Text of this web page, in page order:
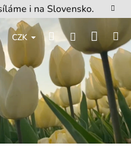
i na Slovensko.
CZK HledatPřihlášení
košík